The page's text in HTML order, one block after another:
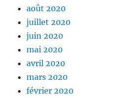
août 2020
juillet 2020
juin 2020
mai 2020
avril 2020
mars 2020
février 2020